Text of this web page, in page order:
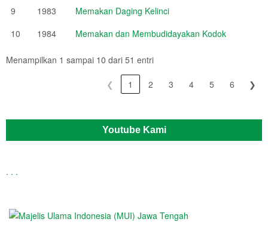
9
1983
Memakan Daging Kelinci
10
1984 Memakan dan Membudidayakan Kodok
Menampilkan 1 sampai 10 dari 51 entri
❮ 1 2 3 4 5 6 ❯
Youtube Kami
. . .